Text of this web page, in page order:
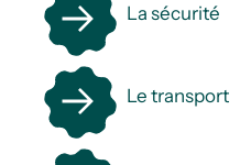
La sécurité
Le transport